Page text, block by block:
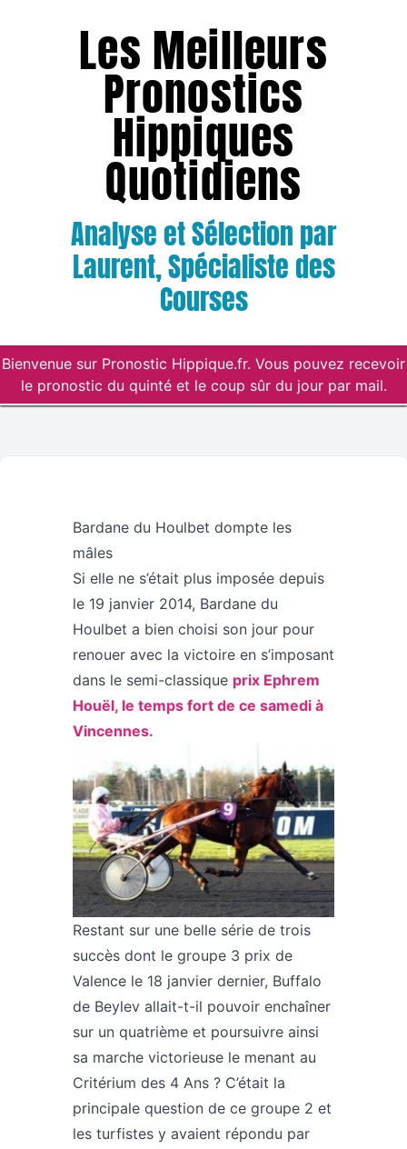
Les Meilleurs
Pronostics
Hippiques
Quotidiens
Analyse et Sélection par
Laurent, Spécialiste des
Courses
Bienvenue sur Pronostic Hippique.fr. Vous pouvez recevoir
le pronostic du quinté et le coup sûr du jour par mail.
Bardane du Houlbet dompte les
mâles
Si elle ne s’était plus imposée depuis
le 19 janvier 2014, Bardane du
Houlbet a bien choisi son jour pour
renouer avec la victoire en s’imposant
dans le semi-classique prix Ephrem
Houël, le temps fort de ce samedi à
Vincennes.
Restant sur une belle série de trois
succès dont le groupe 3 prix de
Valence le 18 janvier dernier, Buffalo
de Beylev allait-t-il pouvoir enchaîner
sur un quatrième et poursuivre ainsi
sa marche victorieuse le menant au
Critérium des 4 Ans ? C’était la
principale question de ce groupe 2 et
les turfistes y avaient répondu par